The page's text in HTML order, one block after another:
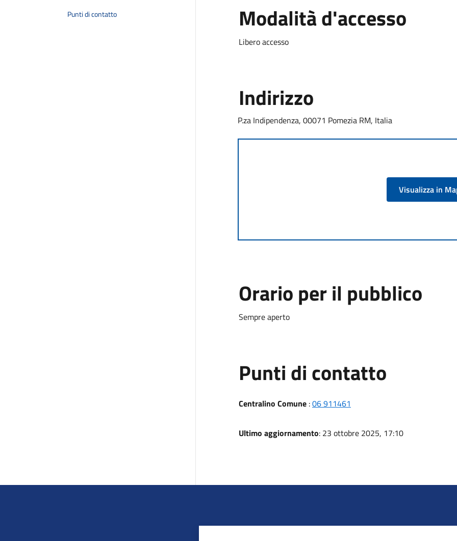
Punti di contatto
Modalità d'accesso
Libero accesso
Indirizzo
P.za Indipendenza, 00071 Pomezia RM, Italia
Visualizza in
Orario per il pubblico
Sempre aperto
Punti di contatto
Centralino Comune:06 911461
Ultimo aggiornamento: 23 ottobre 2025, 17:10